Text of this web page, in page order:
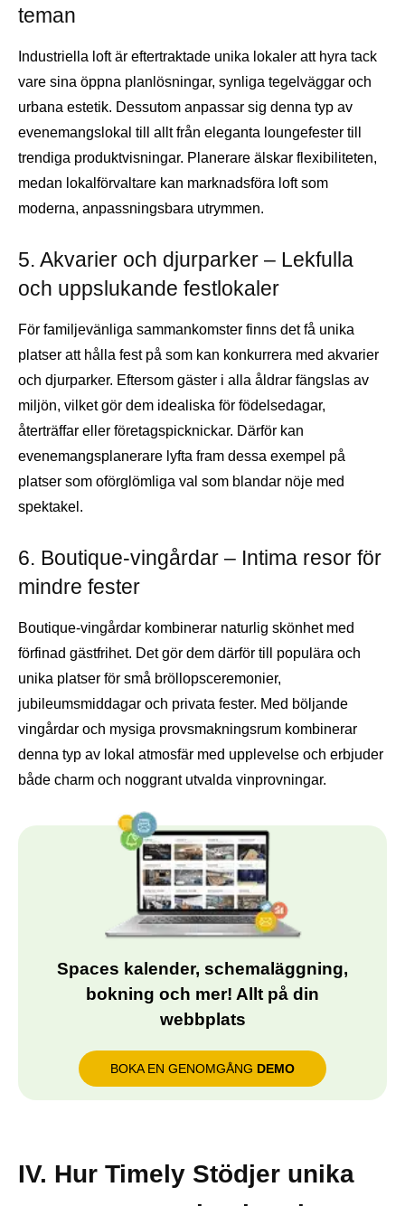
teman
Industriella loft är eftertraktade unika lokaler att hyra tack
vare sina öppna planlösningar, synliga tegelväggar och
urbana estetik. Dessutom anpassar sig denna typ av
evenemangslokal till allt från eleganta loungefester till
trendiga produktvisningar. Planerare älskar flexibiliteten,
medan lokalförvaltare kan marknadsföra loft som
moderna, anpassningsbara utrymmen.
5. Akvarier och djurparker – Lekfulla
och uppslukande festlokaler
För familjevänliga sammankomster finns det få unika
platser att hålla fest på som kan konkurrera med akvarier
och djurparker. Eftersom gäster i alla åldrar fängslas av
miljön, vilket gör dem idealiska för födelsedagar,
återträffar eller företagspicknickar. Därför kan
evenemangsplanerare lyfta fram dessa exempel på
platser som oförglömliga val som blandar nöje med
spektakel.
6. Boutique-vingårdar – Intima resor för
mindre fester
Boutique-vingårdar kombinerar naturlig skönhet med
förfinad gästfrihet. Det gör dem därför till populära och
unika platser för små bröllopsceremonier,
jubileumsmiddagar och privata fester. Med böljande
vingårdar och mysiga provsmakningsrum kombinerar
denna typ av lokal atmosfär med upplevelse och erbjuder
både charm och noggrant utvalda vinprovningar.
Spaces kalender, schemaläggning,
bokning och mer! Allt på din
webbplats
BOKA EN GENOMGÅNG DEMO
IV. Hur Timely Stödjer unika